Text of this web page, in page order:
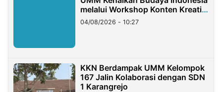
melalui Workshop Konten Kreatif
di Taiwan
04/08/2026 - 10:27
KKN Berdampak UMM Kelompok
167 Jalin Kolaborasi dengan SDN
1 Karangrejo